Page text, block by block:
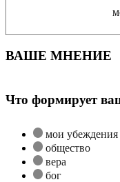
ВАШЕ МНЕНИЕ
Что формирует
мои убеждения
общество
вера
бог